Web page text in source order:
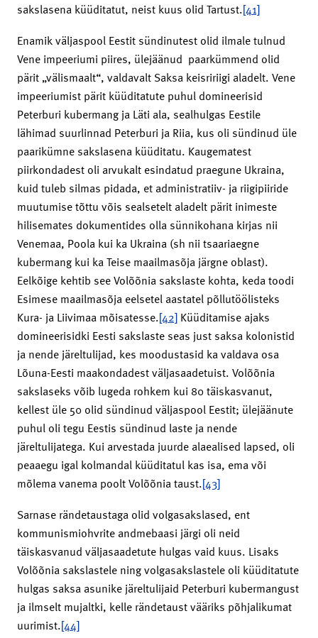
sakslasena küüditatut, neist kuus olid Tartust.[41]
Enamik väljaspool Eestit sündinutest olid ilmale tulnud
Vene impeeriumi piires, ülejäänud paarkümmend olid
pärit „välismaalt“, valdavalt Saksa keisririigi aladelt. Vene
impeeriumist pärit küüditatute puhul domineerisid
Peterburi kubermang ja Läti ala, sealhulgas Eestile
lähimad suurlinnad Peterburi ja Riia, kus oli sündinud üle
paarikümne sakslasena küüditatu. Kaugematest
piirkondadest oli arvukalt esindatud praegune Ukraina,
kuid tuleb silmas pidada, et administratiiv- ja riigipiiride
muutumise tõttu võis sealsetelt aladelt pärit inimeste
hilisemates dokumentides olla sünnikohana kirjas nii
Venemaa, Poola kui ka Ukraina (sh nii tsaariaegne
kubermang kui ka Teise maailmasõja järgne oblast).
Eelkõige kehtib see Volõõnia sakslaste kohta, keda toodi
Esimese maailmasõja eelsetel aastatel põllutöölisteks
Kura- ja Liivimaa mõisatesse.[42] Küüditamise ajaks
domineerisidki Eesti sakslaste seas just saksa kolonistid
ja nende järeltulijad, kes moodustasid ka valdava osa
Lõuna-Eesti maakondadest väljasaadetuist. Volõõnia
sakslaseks võib lugeda rohkem kui 80 täiskasvanut,
kellest üle 50 olid sündinud väljaspool Eestit; ülejäänute
puhul oli tegu Eestis sündinud laste ja nende
järeltulijatega. Kui arvestada juurde alaealised lapsed, oli
peaaegu igal kolmandal küüditatul kas isa, ema või
mõlema vanema poolt Volõõnia taust.[43]
Sarnase rändetaustaga olid volgasakslased, ent
kommunismiohvrite andmebaasi järgi oli neid
täiskasvanud väljasaadetute hulgas vaid kuus. Lisaks
Volõõnia sakslastele ning volgasakslastele oli küüditatute
hulgas saksa asunike järeltulijaid Peterburi kubermangust
ja ilmselt mujaltki, kelle rändetaust vääriks põhjalikumat
uurimist.[44]